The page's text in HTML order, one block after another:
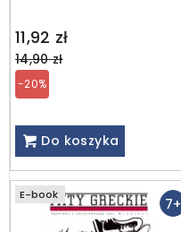
11,92 zł
Regular
price
14,90 zł
-20%
Do koszyka
7+
E-book